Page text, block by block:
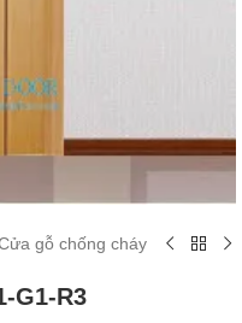
gỗ chống cháy
G1-R3